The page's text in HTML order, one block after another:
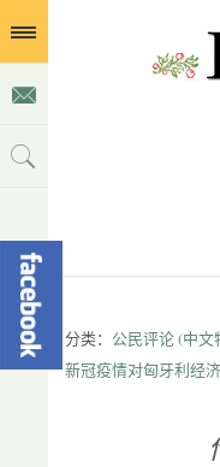
分类： 公民评论 (中
新冠疫情对匈牙利经